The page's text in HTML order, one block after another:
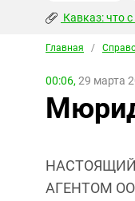
Кавказ: что
Главная /
00:06, 29 марта
АГЕНТОМ